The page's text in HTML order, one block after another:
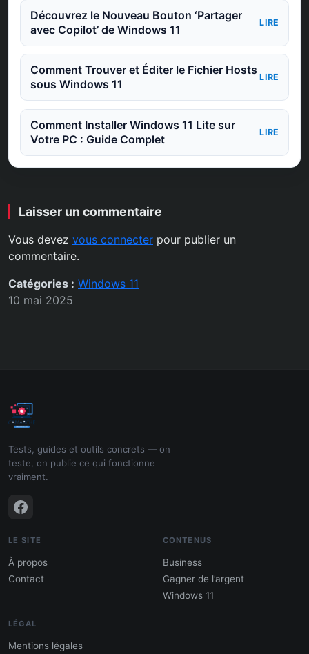
Découvrez le Nouveau Bouton ‘Partager
avec Copilot’ de Windows 11
LIRE
Comment Trouver et Éditer le Fichier Hosts
sous Windows 11
LIRE
Comment Installer Windows 11 Lite sur
Votre PC : Guide Complet
LIRE
Laisser un commentaire
Vous devez vous connecter pour publier un
commentaire.
Catégories : Windows 11
10 mai 2025
Tests, guides et outils concrets — on
teste, on publie ce qui fonctionne
vraiment.
LE SITE
À propos
Contact
CONTENUS
Business
Gagner de l’argent
Windows 11
LÉGAL
Mentions légales